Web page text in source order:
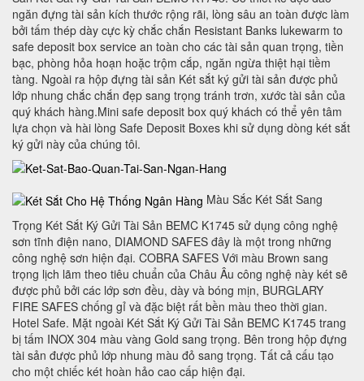
ngăn đựng tài sản kích thước rộng rãi, lòng sâu an toàn được làm
bởi tấm thép dày cực kỳ chắc chắn Resistant Banks lukewarm to
safe deposit box service an toàn cho các tài sản quan trọng, tiền
bạc, phòng hỏa hoạn hoặc trộm cắp, ngăn ngừa thiệt hại tiềm
tàng. Ngoài ra hộp đựng tài sản Két sắt ký gửi tài sản được phủ
lớp nhung chắc chắn đẹp sang trọng tránh trơn, xước tài sản của
quý khách hàng.Mini safe deposit box quý khách có thể yên tâm
lựa chọn và hài lòng Safe Deposit Boxes khi sử dụng dòng két sắt
ký gửi này của chúng tôi.
Màu Sắc Két Sắt Sang
Trọng Két Sắt Ký Gửi Tài Sản BEMC K1745 sử dụng công nghệ
sơn tĩnh điện nano, DIAMOND SAFES đây là một trong những
công nghệ sơn hiện đại. COBRA SAFES Với màu Brown sang
trọng lịch lãm theo tiêu chuẩn của Châu Âu công nghệ này két sẽ
được phủ bởi các lớp sơn đều, dày và bóng mịn, BURGLARY
FIRE SAFES chống gỉ và đặc biệt rất bền màu theo thời gian.
Hotel Safe. Mặt ngoài Két Sắt Ký Gửi Tài Sản BEMC K1745 trang
bị tấm INOX 304 màu vàng Gold sang trọng. Bên trong hộp đựng
tài sản được phủ lớp nhung màu đỏ sang trọng. Tất cả cấu tạo
cho một chiếc két hoàn hảo cao cấp hiện đại.